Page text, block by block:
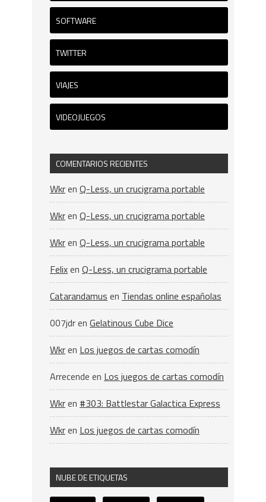
SOFTWARE
TWITTER
VIAJES
VIDEOJUEGOS
COMENTARIOS RECIENTES
Wkren Q-Less, un crucigrama portable
Wkren Q-Less, un crucigrama portable
Wkren Q-Less, un crucigrama portable
Felixen Q-Less, un crucigrama portable
Catarandamus en Tiendas online españolas
007jdren Gelatinous Cube Dice
Wkren Los juegos de cartas comodín
Arrecende en Los juegos de cartas comodín
Wkren #303: Battlestar Galactica Express
Wkren Los juegos de cartas comodín
NUBE DE ETIQUETAS